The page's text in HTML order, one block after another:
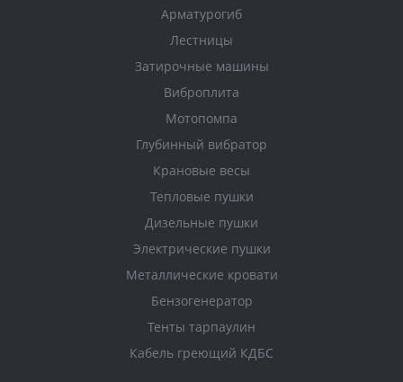
Арматурогиб
Лестницы
Затирочные машины
Виброплита
Мотопомпа
Глубинный вибратор
Крановые весы
Тепловые пушки
Дизельные пушки
Электрические пушки
Металлические кровати
Бензогенератор
Тенты тарпаулин
Кабель греющий КДБС